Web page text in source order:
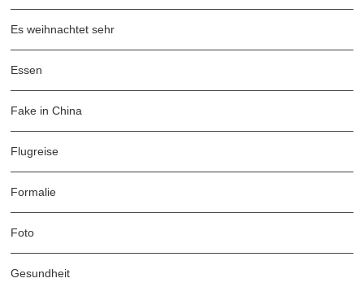
Es weihnachtet sehr
Essen
Fake in China
Flugreise
Formalie
Foto
Gesundheit